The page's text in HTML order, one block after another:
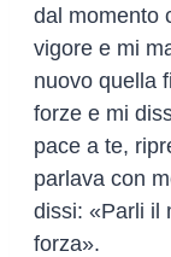
dal momento
vigore e mi
nuovo quella
forze e mi
pace a te,
parlava con
dissi: «Parli il
forza».